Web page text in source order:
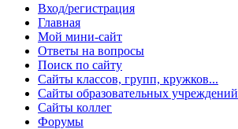
Вход/регистрация
Главная
Мой мини-сайт
Ответы на вопросы
Поиск по сайту
Сайты классов, групп, кружков...
Сайты образовательных учреждений
Сайты коллег
Форумы